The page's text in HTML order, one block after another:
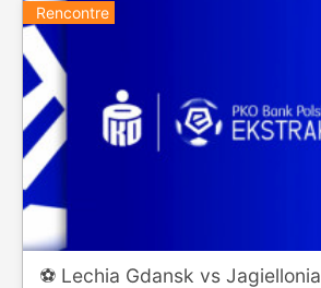
Rencontre
⚽️ Lechia Gdansk vs Jagiellonia